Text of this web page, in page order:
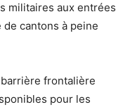
militaires aux entrées
cantons à peine
frontalière
pour les